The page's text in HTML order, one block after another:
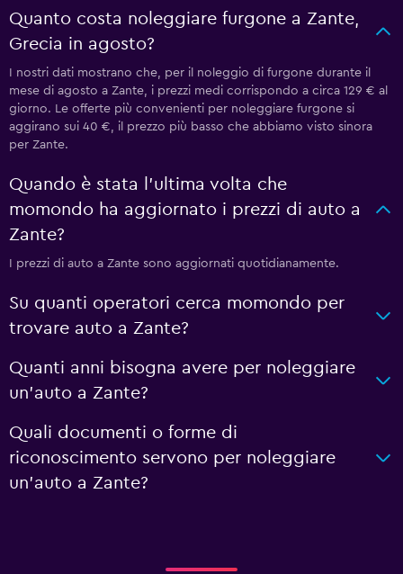
Quanto costa noleggiare furgone a Zante,
Grecia in agosto?
I nostri dati mostrano che, per il noleggio di furgone durante il
mese di agosto a Zante, i prezzi medi corrispondo a circa 129 € al
giorno. Le offerte più convenienti per noleggiare furgone si
aggirano sui 40 €, il prezzo più basso che abbiamo visto sinora
per Zante.
Quando è stata l'ultima volta che
momondo ha aggiornato i prezzi di auto a
Zante?
I prezzi di auto a Zante sono aggiornati quotidianamente.
Su quanti operatori cerca momondo per
trovare auto a Zante?
Quanti anni bisogna avere per noleggiare
un'auto a Zante?
Quali documenti o forme di
riconoscimento servono per noleggiare
un'auto a Zante?